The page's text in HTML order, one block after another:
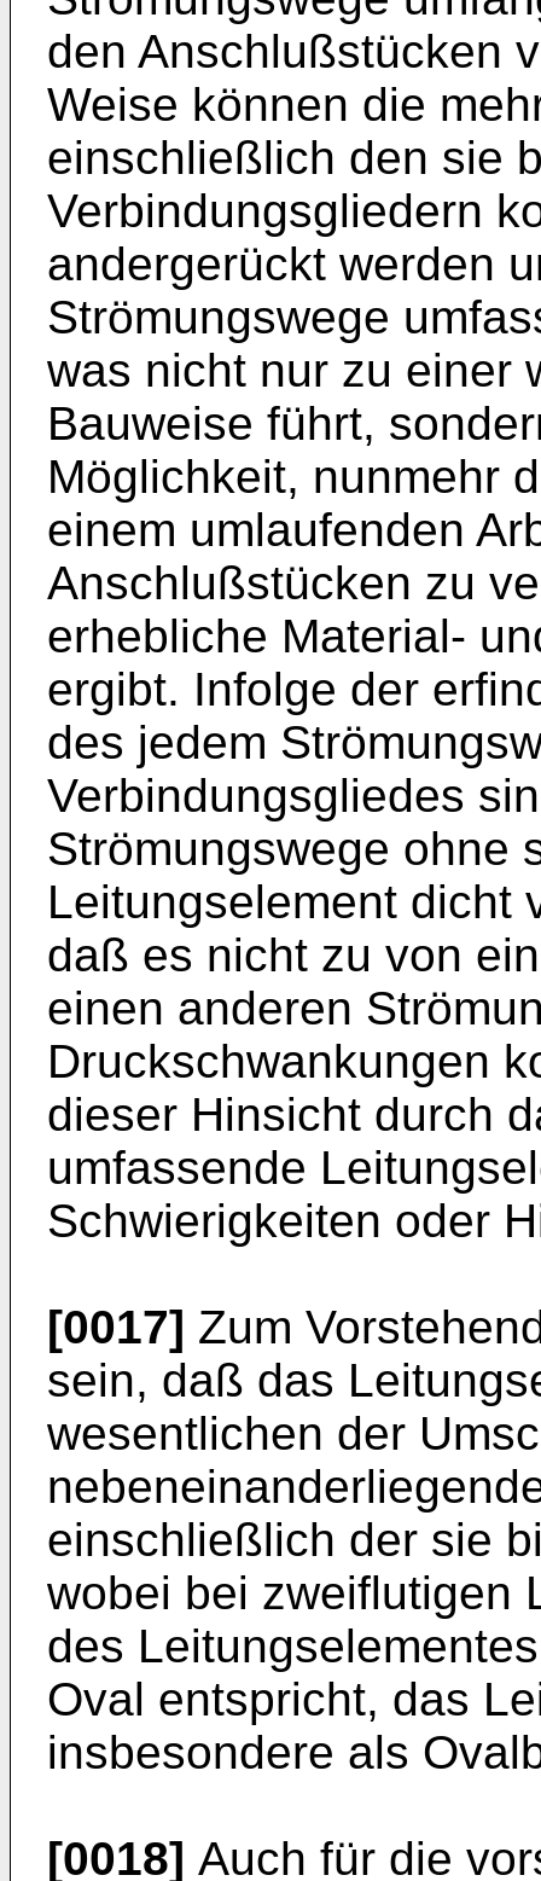
den Anschlußstücken
Weise können die
einschließlich den sie
Verbindungsgliedern
andergerückt werden
Strömungswege
was nicht nur zu einer
Bau­weise führt,
Mög­lichkeit, nunmehr
einem umlaufenden
Anschlußstücken zu
erhebliche Mate­rial-
ergibt. Infolge der
des jedem
Verbindungsgliedes
Strömungswege ohne
Leitungselement dicht
daß es nicht zu von
einen anderen
Druck­schwankungen
dieser Hinsicht durch
umfassende
Schwierigkeiten oder
[0017] Zum
sein, daß das
wesentlichen der
einschließlich der sie
wobei bei zweiflutigen
des
Oval entspricht, das
insbesondere als
[0018] Auch für die